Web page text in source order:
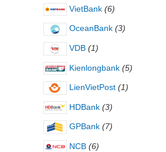
VietBank (6)
OceanBank (3)
VDB (1)
Kienlongbank (5)
LienVietPost (1)
HDBank (3)
GPBank (7)
NCB (6)